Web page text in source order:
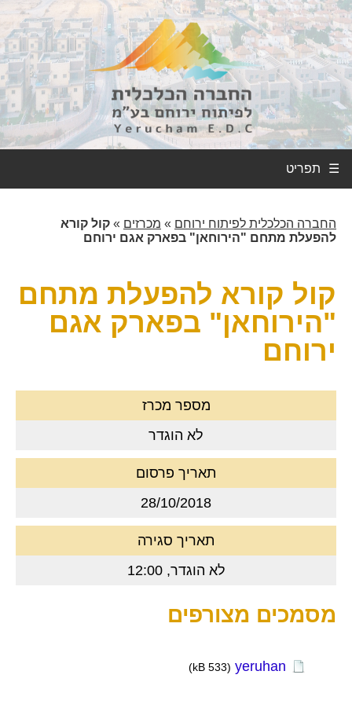
☰
החברה הכלכלית לפיתוח ירוחם » מכרזים » קול קורא
להפעלת מתחם "הירוחאן" בפארק אגם ירוחם
קול קורא להפעלת מתחם
"הירוחאן" בפארק אגם
ירוחם
מספר מכרז
לא הוגדר
תאריך פרסום
28/10/2018
תאריך סגירה
לא הוגדר, 12:00
מסמכים מצורפים
yeruhan
(533 kB)